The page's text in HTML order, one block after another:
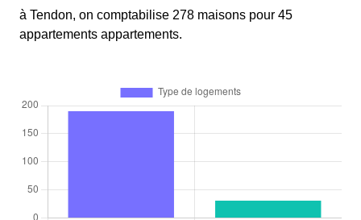
à Tendon, on comptabilise 278 maisons pour 45
appartements appartements.